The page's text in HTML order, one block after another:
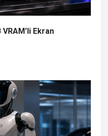
Ekran